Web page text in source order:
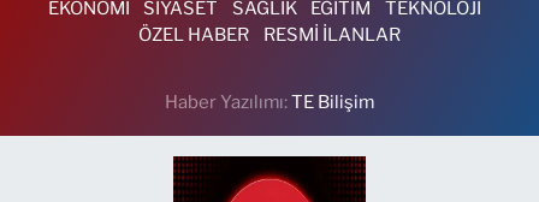
EKONOMİ
SİYASET SAĞLIK EĞİTİM
TEKNOLOJİ
ÖZEL HABER
RESMİ İLANLAR
Haber Yazılımı:TE Bilişim